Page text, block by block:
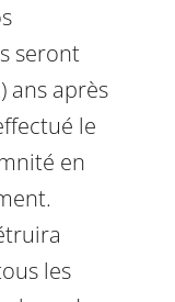
seront
ans après
le
en
les